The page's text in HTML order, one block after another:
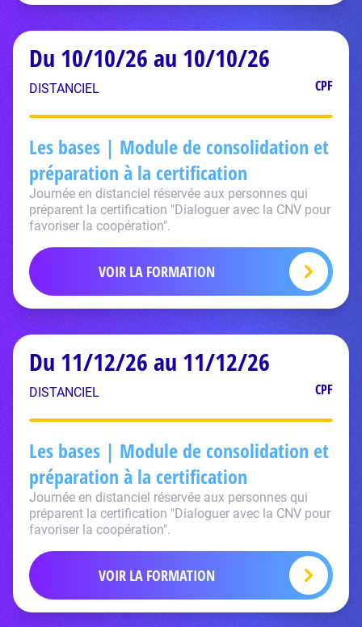
Du 10/10/26 au 10/10/26
DISTANCIEL CPF
Les bases | Module de consolidation et
préparation à la certification
Journée en distanciel réservée aux personnes qui
préparent la certification "Dialoguer avec la CNV pour
favoriser la coopération".
VOIR LA FORMATION
Du 11/12/26 au 11/12/26
DISTANCIEL CPF
Les bases | Module de consolidation et
préparation à la certification
Journée en distanciel réservée aux personnes qui
préparent la certification "Dialoguer avec la CNV pour
favoriser la coopération".
VOIR LA FORMATION